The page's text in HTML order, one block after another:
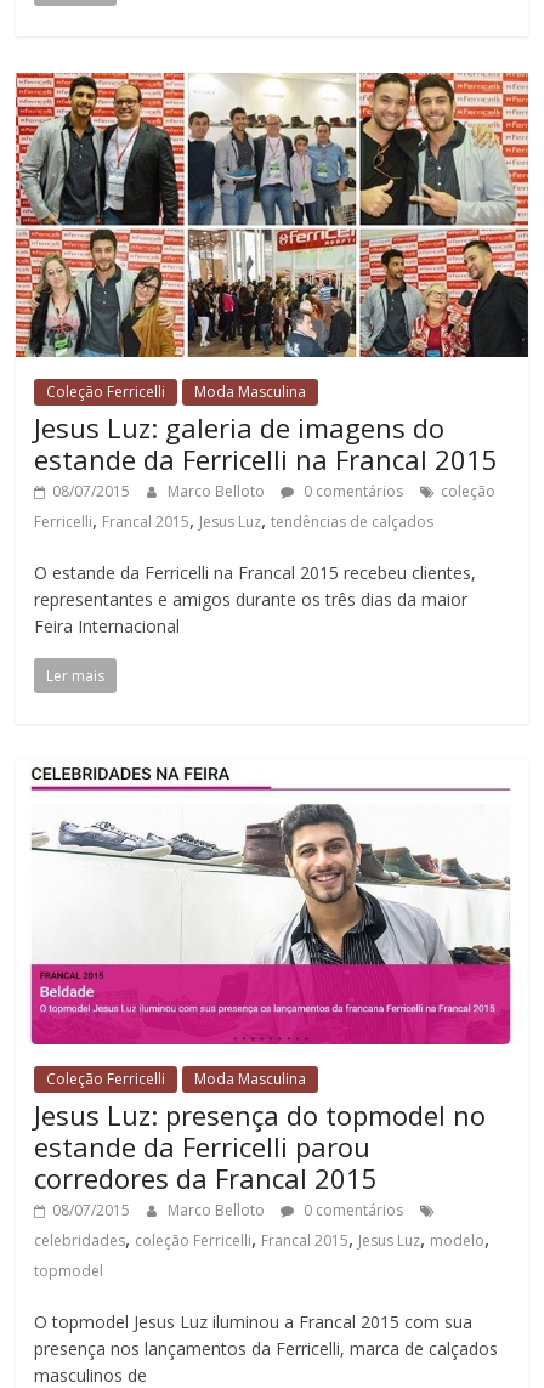
Coleção Ferricelli Moda Masculina
Jesus Luz: galeria de imagens do
estande da Ferricelli na Francal 2015
08/07/2015 Marco Belloto 0 comentários
coleção
Ferricelli, Francal 2015, Jesus Luz,tendências de calçados
O estande da Ferricelli na Francal 2015 recebeu clientes,
representantes e amigos durante os três dias da maior
Feira Internacional
Ler mais
Coleção Ferricelli Moda Masculina
Jesus Luz: presença do topmodel no
estande da Ferricelli parou
corredores da Francal 2015
08/07/2015 Marco Belloto
0 comentários
celebridades, coleção Ferricelli, Francal 2015, Jesus Luz, modelo,
topmodel
O topmodel Jesus Luz iluminou a Francal 2015 com sua
presença nos lançamentos da Ferricelli, marca de calçados
masculinos de